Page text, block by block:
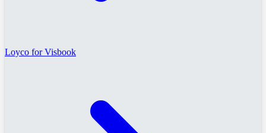
Loyco for Visbook